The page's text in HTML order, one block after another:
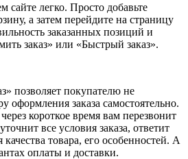
сайте легко. Просто добавьте
а затем перейдите на страницу
заказанных позиций и
заказ» или «Быстрый заказ».
позволяет покупателю не
оформления заказа самостоятельно.
короткое время вам перезвонит
все условия заказа, ответит
товара, его особенностей. А
оплаты и доставки.